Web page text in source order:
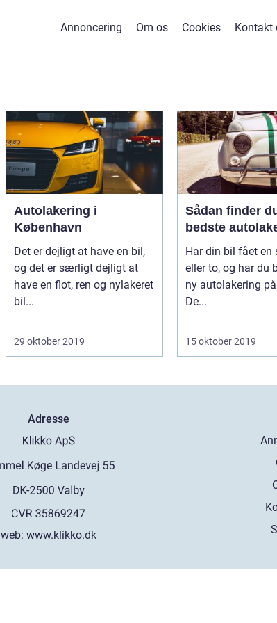
Annoncering Om os Cookies Kontakt
Autolakering i
København
Det er dejligt at have en bil,
og det er særligt dejligt at
have en flot, ren og nylakeret
bil...
29 oktober 2019
Sådan finder
bedste
Har din bil fået en
eller to, og har du
ny autolakering
De...
15 oktober 2019
Adresse
web:www.klikko.dk